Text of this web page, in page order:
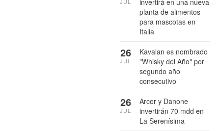
planta de alimentos
para mascotas en
Italia
Kavalan es nombrado
"Whisky del Año" por
segundo año
consecutivo
26
JUL
Arcor y Danone
invertirán 70 mdd en
La Serenísima
26
JUL